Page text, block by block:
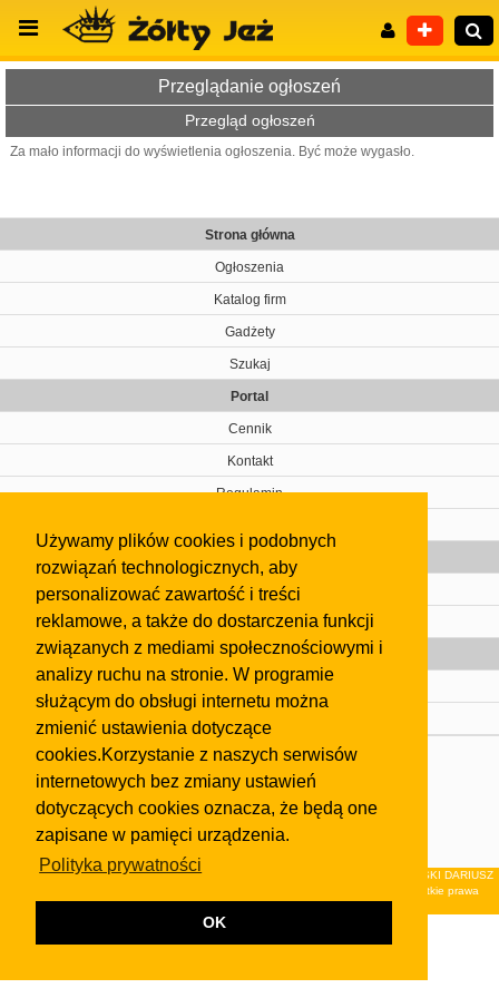
Używamy plików cookies i podobnych
rozwiązań technologicznych, aby
personalizować zawartość i treści
reklamowe, a także do dostarczenia funkcji
związanych z mediami społecznościowymi i
analizy ruchu na stronie. W programie
służącym do obsługi internetu można
zmienić ustawienia dotyczące
cookies.Korzystanie z naszych serwisów
internetowych bez zmiany ustawień
dotyczących cookies oznacza, że będą one
zapisane w pamięci urządzenia.
Polityka prywatności
OK
Przeglądanie ogłoszeń
Przegląd ogłoszeń
Za mało informacji do wyświetlenia ogłoszenia. Być może wygasło.
Strona główna
Ogłoszenia
Katalog firm
Gadżety
Szukaj
Portal
Cennik
Kontakt
Regulamin
Gazeta
Olkusz
Kontakt
Strefa dla biznesu
Biura nieruchomości
Dealerzy i autokomisy
Skontaktuj się z nami
regulaminuiPolityki Prywatności.
Klauzula FB
© 2026Wydawnictwo NEON sp. z o.o. (dawniej: FIRMA NEON MAREK KLUCZEWSKI DARIUSZ
KRAWCZYK s.c.) z siedzibą w Olkuszu, ul.Żuradzka 15, 32-300 Olkusz . Wszystkie prawa